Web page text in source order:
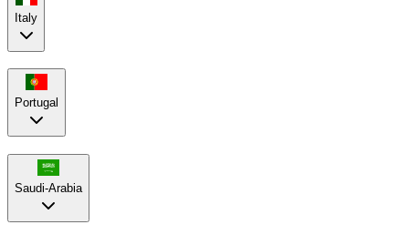
Italy
Portugal
Saudi-Arabia